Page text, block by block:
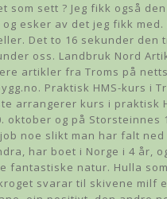
som sett ? Jeg fikk også
esker av det jeg fikk med.
Det to 16 sekunder den
oss. Landbruk Nord
artikler fra Troms på
Praktisk HMS-kurs i
arrangerer kurs i praktisk
oktober og på Storsteinnes
noe slikt man har falt ned
har boet i Norge i 4 år,
fantastiske natur. Hulla
svarar til skivene milf